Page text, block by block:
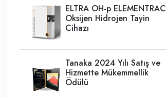
ELTRA OH-p ELEMENTRAC
Oksijen Hidrojen Tayin
Cihazı
Tanaka 2024 Yılı Satış ve
Hizmette Mükemmellik
Ödülü